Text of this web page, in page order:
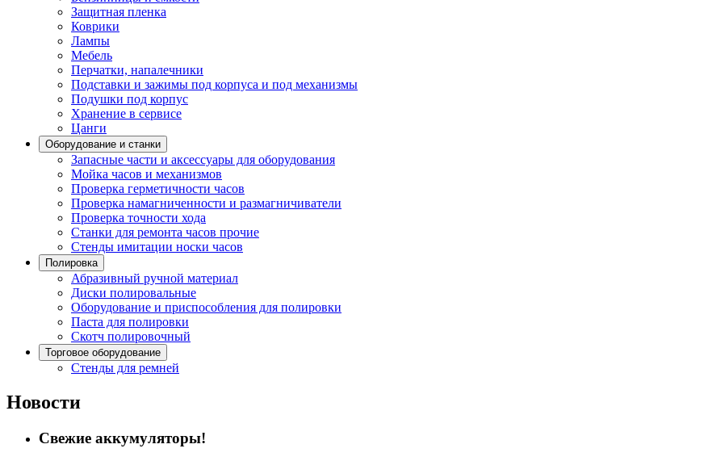
Защитная пленка
Коврики
Лампы
Мебель
Перчатки, напалечники
Подставки и зажимы под корпуса и под механизмы
Подушки под корпус
Хранение в сервисе
Цанги
Оборудование и станки
Запасные части и аксессуары для оборудования
Мойка часов и механизмов
Проверка герметичности часов
Проверка намагниченности и размагничиватели
Проверка точности хода
Станки для ремонта часов прочие
Стенды имитации носки часов
Полировка
Абразивный ручной материал
Диски полировальные
Оборудование и приспособления для полировки
Паста для полировки
Скотч полировочный
Торговое оборудование
Стенды для ремней
Новости
Свежие аккумуляторы!